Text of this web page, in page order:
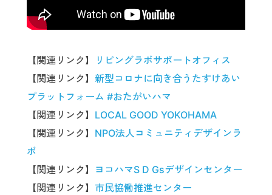
【関連リンク】
リビングラボサポートオフィス
【関連リンク】 新型コロナに向き合うたすけあい
プラットフォーム #おたがいハマ
【関連リンク】 LOCAL GOOD YOKOHAMA
【関連リンク】 NPO法人コミュニティデザインラ
ボ
【関連リンク】 ヨコハマS D Gsデザインセンター
【関連リンク】 市民協働推進センター